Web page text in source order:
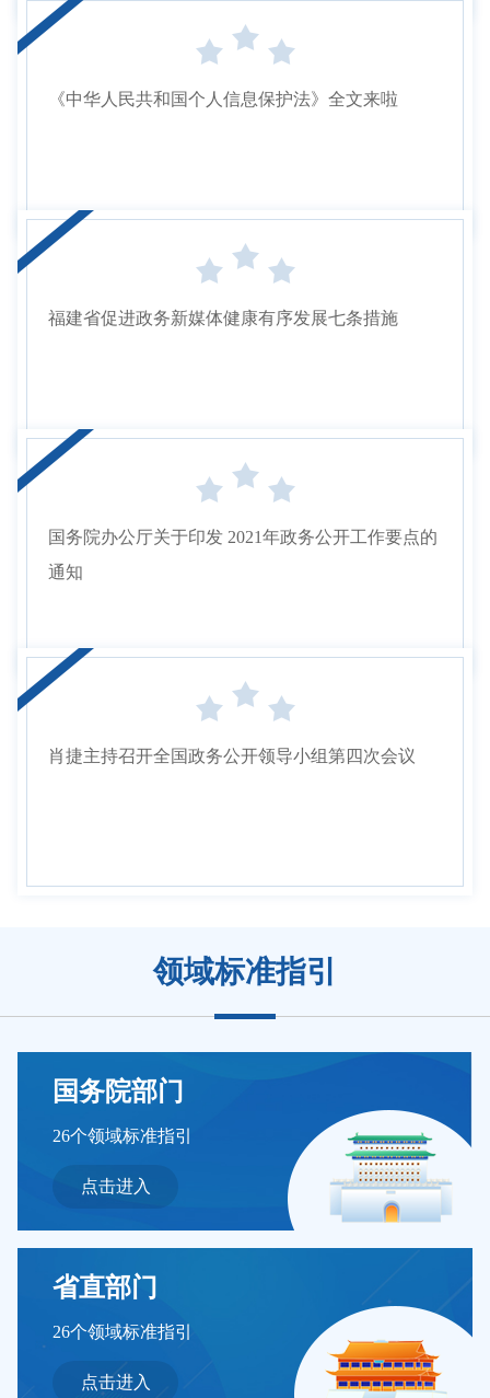
《中华人民共和国个人信息保护法》全文来啦
福建省促进政务新媒体健康有序发展七条措施
国务院办公厅关于印发 2021年政务公开工作要点的
通知
肖捷主持召开全国政务公开领导小组第四次会议
领域标准指引
国务院部门
26个领域标准指引
点击进入
省直部门
26个领域标准指引
点击进入